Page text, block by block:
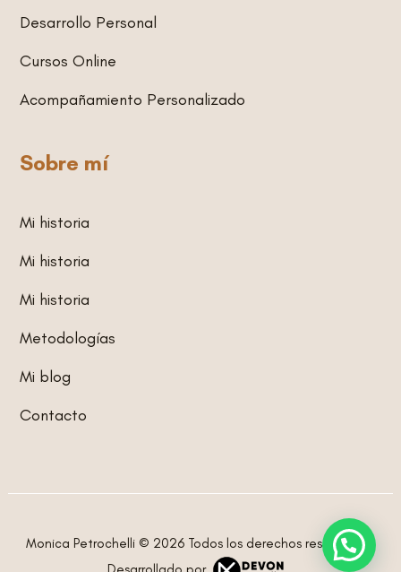
m
Desarrollo Personal
Cursos Online
Acompañamiento Personalizado
Sobre mí
Mi historia
Mi historia
Mi historia
Metodologías
Mi blog
Contacto
Monica Petrochelli © 2026 Todos los derechos reservados.